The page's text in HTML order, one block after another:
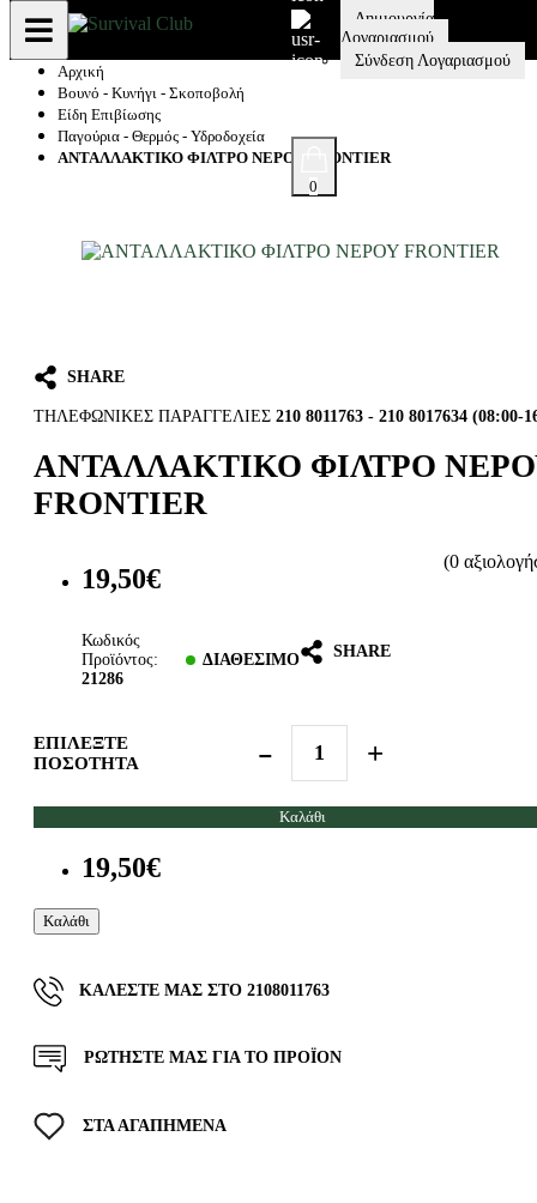
Δημιουργία
Λογαριασμού
Σύνδεση Λογαριασμού
0
Αρχική
Βουνό - Κυνήγι - Σκοποβολή
Είδη Επιβίωσης
Παγούρια - Θερμός - Υδροδοχεία
ΑΝΤΑΛΛΑΚΤΙΚΟ ΦΙΛΤΡΟ ΝΕΡΟΥ FRONTIER
SHARE
ΤΗΛΕΦΩΝΙΚΕΣ ΠΑΡΑΓΓΕΛΙΕΣ 210 8011763 - 210 8017634 (08:00-
ΑΝΤΑΛΛΑΚΤΙΚΟ ΦΙΛΤΡΟ
FRONTIER
19,50€
(0
Κωδικός
Προϊόντος:
21286
ΔΙΑΘΈΣΙΜΟ SHARE
ΕΠΙΛΈΞΤΕ
ΠΟΣΌΤΗΤΑ
Καλάθι
19,50€
Καλάθι
ΚΑΛΈΣΤΕ ΜΑΣ ΣΤΟ 2108011763
ΣΤΑ ΑΓΑΠΗΜΕΝΑ
ΡΩΤΗΣΤΕ ΜΑΣ ΓΙΑ ΤΟ ΠΡΟΪΟΝ